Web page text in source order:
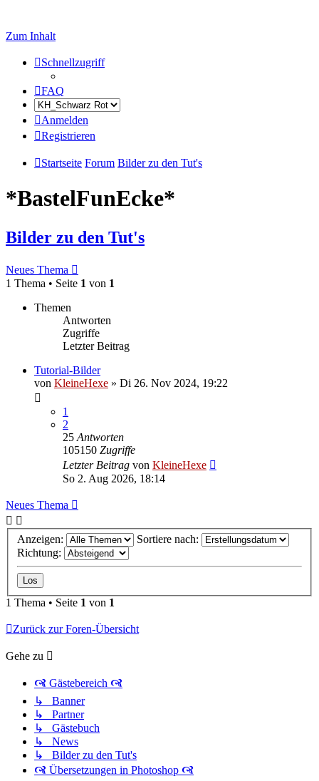
Zum Inhalt
Schnellzugriff
FAQ
Anmelden
Registrieren
Startseite Forum Bilder zu den Tut's
*BastelFunEcke*
Bilder zu den Tut's
Neues Thema
1 Thema • Seite 1 von 1
Themen
Antworten
Zugriffe
Letzter Beitrag
Tutorial-Bilder
von KleineHexe » Di 26. Nov 2024, 19:22
1
2
25 Antworten
105150 Zugriffe
Letzter Beitrag von KleineHexe
So 2. Aug 2026, 18:14
Neues Thema
Anzeigen:
Sortiere nach:
Richtung:
1 Thema • Seite 1 von 1
Zurück zur Foren-Übersicht
Gehe zu
🙧 Gästebereich 🙧
↳ Banner
↳ Partner
↳ Gästebuch
↳ News
↳ Bilder zu den Tut's
🙧 Übersetzungen in Photoshop 🙧